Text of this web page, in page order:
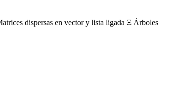
dispersas en vector y lista ligada Ξ Árboles